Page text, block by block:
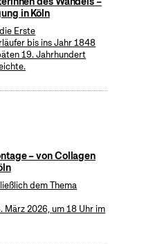
in Köln
Erste
bis ins Jahr 1848
19. Jahrhundert
– von Collagen
dem Thema
März 2026, um 18 Uhr im